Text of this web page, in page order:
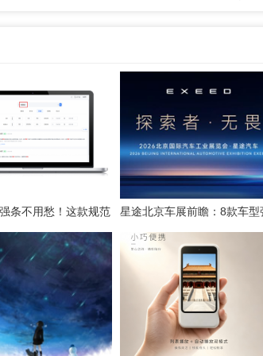
条不用愁！这款规范
键搞定
星途北京车展前瞻：8款车型
势集结，开启3.0性能豪华探